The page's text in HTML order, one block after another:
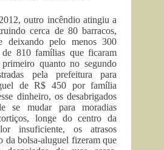
outro incêndio atingiu a
cerca de 80 barracos,
deixando pelo menos 300
810 famílias que ficaram
quanto no segundo
pela prefeitura para
de R$ 450 por família
dinheiro, os desabrigados
se mudar para moradias
longe do centro da
insuficiente, os atrasos
da bolsa-aluguel fizeram que